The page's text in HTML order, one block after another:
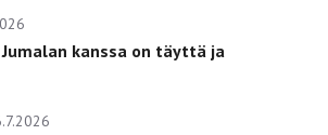
Jumalan kanssa on täyttä ja